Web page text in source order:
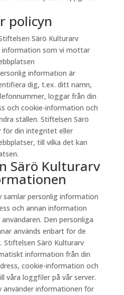
policyn
Särö Kulturarv
information som vi mottar
information är
dig, t.ex. ditt namn,
loggar från din
och cookie-information och
ställen. Stiftelsen Särö
för din integritet eller
till vilka det kan
Särö Kulturarv
samlar personlig information
och annan information
Den personliga
används enbart för de
Stiftelsen Särö Kulturarv
information från din
cookie-information och
våra loggfiler på vår server.
använder informationen för